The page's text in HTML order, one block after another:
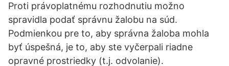
Proti právoplatnému rozhodnutiu možno
spravidla podať správnu žalobu na súd.
Podmienkou pre to, aby správna žaloba mohla
byť úspešná, je to, aby ste vyčerpali riadne
opravné prostriedky (t.j. odvolanie).